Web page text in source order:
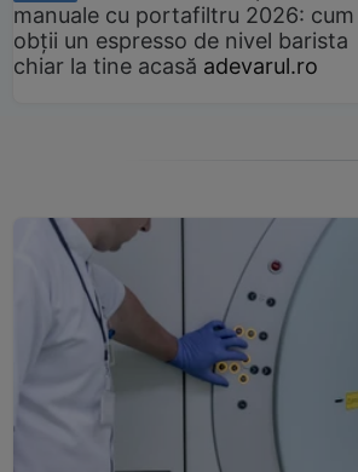
manuale cu portafiltru 2026: cum
obții un espresso de nivel barista
chiar la tine acasă adevarul.ro